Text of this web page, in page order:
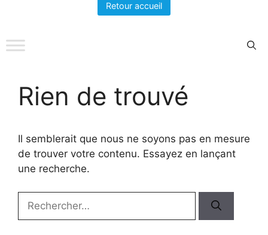
Retour accueil
Rien de trouvé
Il semblerait que nous ne soyons pas en mesure
de trouver votre contenu. Essayez en lançant
une recherche.